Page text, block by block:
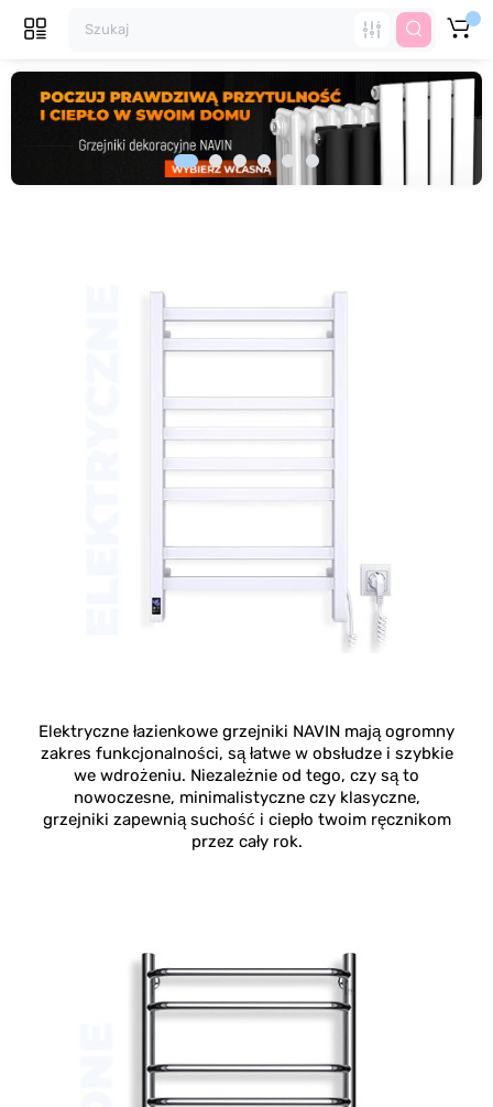
Elektryczne łazienkowe grzejniki NAVIN mają ogromny
zakres funkcjonalności, są łatwe w obsłudze i szybkie
we wdrożeniu. Niezależnie od tego, czy są to
nowoczesne, minimalistyczne czy klasyczne,
grzejniki zapewnią suchość i ciepło twoim ręcznikom
przez cały rok.